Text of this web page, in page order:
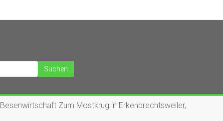
Besenwirtschaft Zum Mostkrug in Erkenbrechtsweiler,